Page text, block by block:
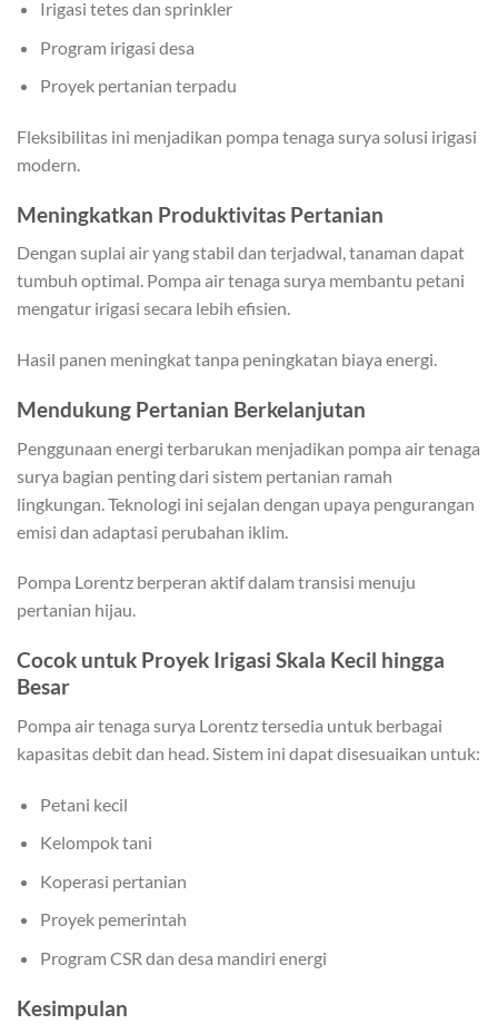
Irigasi tetes dan sprinkler
Program irigasi desa
Proyek pertanian terpadu
Fleksibilitas ini menjadikan pompa tenaga surya solusi irigasi
modern.
Meningkatkan Produktivitas Pertanian
Dengan suplai air yang stabil dan terjadwal, tanaman dapat
tumbuh optimal. Pompa air tenaga surya membantu petani
mengatur irigasi secara lebih efisien.
Hasil panen meningkat tanpa peningkatan biaya energi.
Mendukung Pertanian Berkelanjutan
Penggunaan energi terbarukan menjadikan pompa air tenaga
surya bagian penting dari sistem pertanian ramah
lingkungan. Teknologi ini sejalan dengan upaya pengurangan
emisi dan adaptasi perubahan iklim.
Pompa Lorentz berperan aktif dalam transisi menuju
pertanian hijau.
Cocok untuk Proyek Irigasi Skala Kecil hingga
Besar
Pompa air tenaga surya Lorentz tersedia untuk berbagai
kapasitas debit dan head. Sistem ini dapat disesuaikan untuk:
Petani kecil
Kelompok tani
Koperasi pertanian
Proyek pemerintah
Program CSR dan desa mandiri energi
Kesimpulan